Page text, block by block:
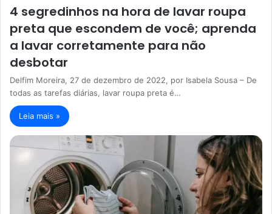
4 segredinhos na hora de lavar roupa
preta que escondem de você; aprenda
a lavar corretamente para não
desbotar
Delfim Moreira, 27 de dezembro de 2022, por Isabela Sousa – De
todas as tarefas diárias, lavar roupa preta é…
Leia mais »